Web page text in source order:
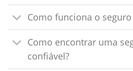
Como funciona o seguro
Como encontrar uma
confiável?